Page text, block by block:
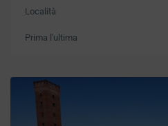
Località
Prima l'ultima